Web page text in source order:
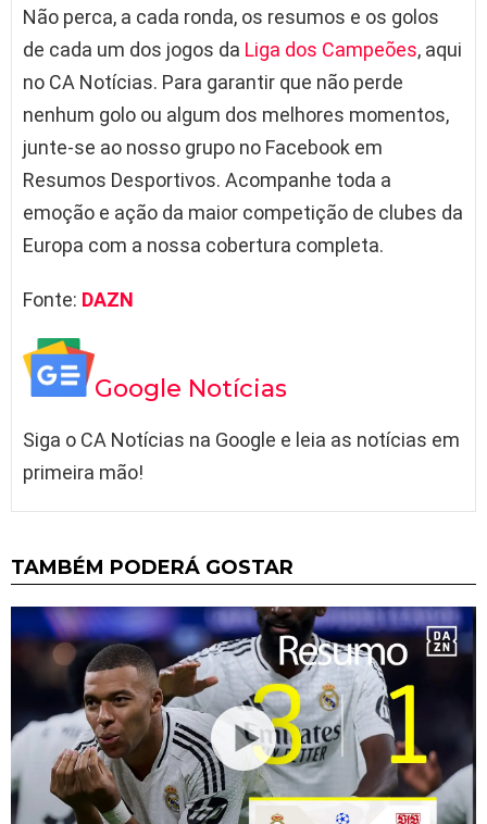
Não perca, a cada ronda, os resumos e os golos
de cada um dos jogos da Liga dos Campeões, aqui
no CA Notícias. Para garantir que não perde
nenhum golo ou algum dos melhores momentos,
junte-se ao nosso grupo no Facebook em
Resumos Desportivos. Acompanhe toda a
emoção e ação da maior competição de clubes da
Europa com a nossa cobertura completa.
Fonte: DAZN
Google Notícias
Siga o CA Notícias na Google e leia as notícias em
primeira mão!
TAMBÉM PODERÁ GOSTAR